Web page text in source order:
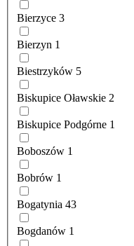
Bierzyce 3
Bierzyn 1
Biestrzyków 5
Biskupice Oławskie 2
Biskupice Podgórne 1
Boboszów 1
Bobrów 1
Bogatynia 43
Bogdanów 1